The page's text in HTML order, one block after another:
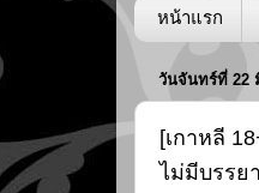
หน้าแรก
วันจันทร์ที่ 22
[เกาหลี
ไม่มีบรรย